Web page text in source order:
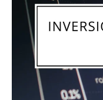
España
en
2026:
más
oportunidades,
pero
también